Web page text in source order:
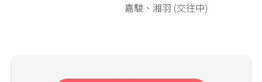
嘉駿、湘羽 (交往中)